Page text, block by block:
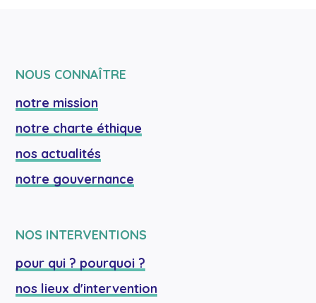
NOUS CONNAÎTRE
notre mission
notre charte éthique
nos actualités
notre gouvernance
NOS INTERVENTIONS
pour qui ? pourquoi ?
nos lieux d'intervention